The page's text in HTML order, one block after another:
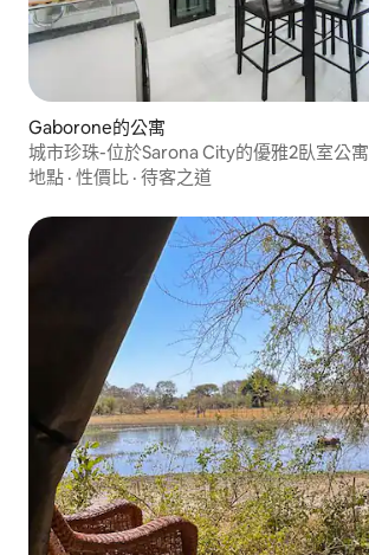
Gaborone的公寓
城市珍珠-位於Sarona City的優雅2臥室公寓
地點 · 性價比 · 待客之道